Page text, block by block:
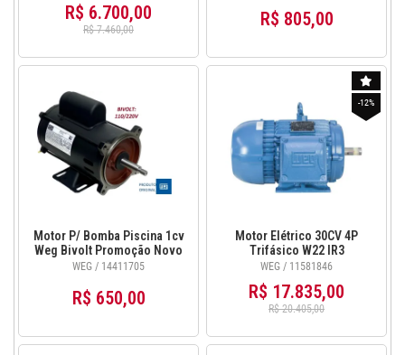
R$ 6.700,00
R$ 7.460,00 R$ 805,00
Motor P/ Bomba Piscina 1cv
Weg Bivolt Promoção Novo
14411705
WEG / 14411705
R$ 650,00
-12%
Motor Elétrico 30CV 4P
Trifásico W22 IR3
220/380/440V - WEG-
WEG / 11581846
R$ 17.835,00
R$ 20.405,00